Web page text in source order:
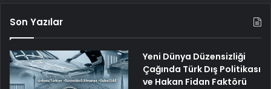
Son Yazılar
Yeni Dünya Düzensizliği
Çağında Türk Dış Politikası
ve Hakan Fidan Faktörü